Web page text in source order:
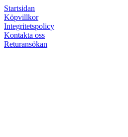
Startsidan
Köpvillkor
Integritetspolicy
Kontakta oss
Returansökan